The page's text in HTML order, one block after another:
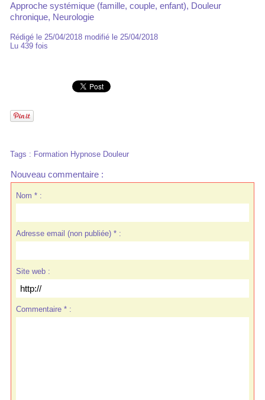
Approche systémique (famille, couple, enfant), Douleur
chronique, Neurologie
Rédigé le 25/04/2018 modifié le 25/04/2018
Lu 439 fois
Tags : Formation Hypnose Douleur
Nouveau commentaire :
Nom * :
Adresse email (non publiée) * :
Site web :
Commentaire * :